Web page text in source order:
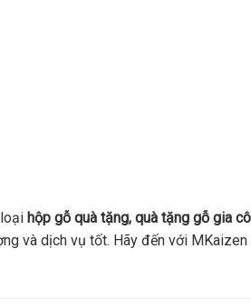
hộp gỗ quà tặng, quà tặng gỗ gia
và dịch vụ tốt. Hãy đến với